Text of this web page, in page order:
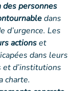
des personnes
dans
d’urgence. Les
actionset
dans leurs
et d’institutions
charte.